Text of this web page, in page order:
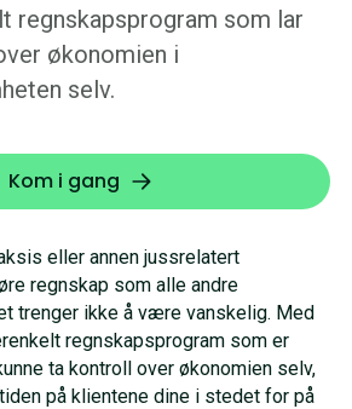
regnskapsprogram som lar
økonomien i
selv.
Kom i gang
eller annen jussrelatert
regnskap som alle andre
trenger ikke å være vanskelig. Med
regnskapsprogram som er
ta kontroll over økonomien selv,
på klientene dine i stedet for på